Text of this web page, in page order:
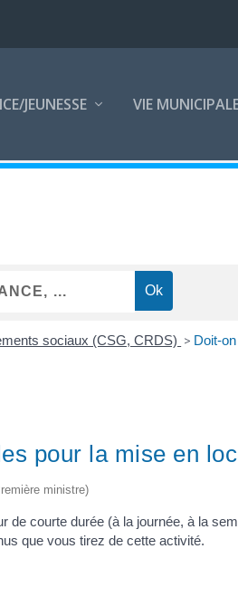
JEUNESSE VIE
sociaux (CSG, CRDS) > Doit-
pour la mise en
ministre)
de courte durée (à la journée, à la
que vous tirez de cette activité.